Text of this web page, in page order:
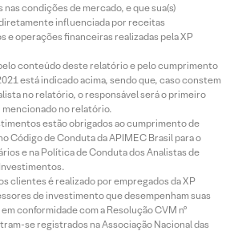
condições de mercado, e que sua(s)
influenciada por receitas
e operações financeiras realizadas pela XP
conteúdo deste relatório e pelo cumprimento
está indicado acima, sendo que, caso constem
no relatório, o responsável será o primeiro
no relatório.
estão obrigados ao cumprimento de
Código de Conduta da APIMEC Brasil para o
e na Política de Conduta dos Analistas de
clientes é realizado por empregados da XP
de investimento que desempenham suas
conformidade com a Resolução CVM nº
se registrados na Associação Nacional das